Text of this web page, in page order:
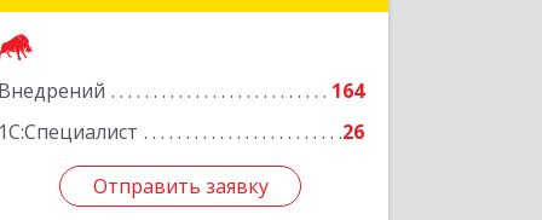
Внедрений
164
1С:Специалист
26
Отправить заявку
Подробнее
Отправить заявку